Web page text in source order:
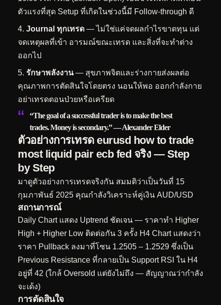
ตัวแรงที่สุด Setup ที่เกิดในช่วงนี้มี Follow-through ดี
Journal ทุกเทรด — ไม่ใช่แค่จดผลกำไรขาดทุน แต่
จดเหตุผลที่เข้า อารมณ์ขณะเทรด และสิ่งที่จะทำต่าง
ออกไป
รักษาพลังงาน— สุขภาพจิตและร่างกายส่งผลต่อ
คุณภาพการตัดสินใจโดยตรง นอนให้พอ ออกกำลังกาย
อย่าเทรดตอนป่วยหรือเครียด
“The goal of a successful trader is to make the best
trades. Money is secondary.” — Alexander Elder
ตัวอย่างการเทรด eurusd how to trade
most liquid pair ecb fed จริง — Step
by Step
มาดูตัวอย่างการเทรดจริงกัน สมมติว่าเป็นวันที่ 15
กุมภาพันธ์ 2025 คุณกำลังวิเคราะห์คู่เงิน AUD/USD
สถานการณ์
Daily Chart แสดง Uptrend ชัดเจน — ราคาทำ Higher
High + Higher Low ติดต่อกัน 3 ครั้ง H4 Chart แสดงว่า
ราคา Pullback ลงมาที่โซน 1.2505 – 1.2529 ซึ่งเป็น
Previous Resistance ที่กลายเป็น Support RSI ใน H4
อยู่ที่ 42 (ใกล้ Oversold แต่ยังไม่ถึง — สัญญาณว่ากำลัง
จะเด้ง)
การตัดสินใจ